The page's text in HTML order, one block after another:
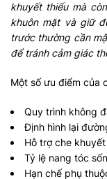
khuyết thiếu mà
khuôn mặt và giữ
trước thường cần
để tránh cảm giác
Một số ưu điểm của
Quy trình không
Định hình lại
Hỗ trợ che
Tỷ lệ nang tóc
Hạn chế phụ